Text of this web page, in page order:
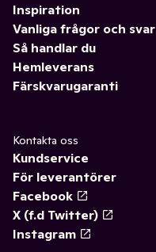
Inspiration
Vanliga frågor och svar
Så handlar du
Hemleverans
Färskvarugaranti
Kontakta oss
Kundservice
För leverantörer
Facebook
X (f.d Twitter)
Instagram